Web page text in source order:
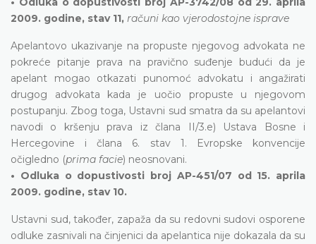
2009. godine, stav 11, računi kao vjerodostojne isprave
Apelantovo ukazivanje na propuste njegovog advokata ne
pokreće pitanje prava na pravično suđenje budući da je
apelant mogao otkazati punomoć advokatu i angažirati
drugog advokata kada je uočio propuste u njegovom
postupanju. Zbog toga, Ustavni sud smatra da su apelantovi
navodi o kršenju prava iz člana II/3.e) Ustava Bosne i
Hercegovine i člana 6. stav 1. Evropske konvencije
očigledno (prima facie) neosnovani.
• Odluka o dopustivosti broj AP-451/07 od 15. aprila
2009. godine, stav 10.
Ustavni sud, također, zapaža da su redovni sudovi osporene
odluke zasnivali na činjenici da apelantica nije dokazala da su